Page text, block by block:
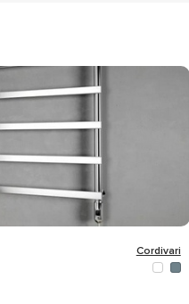
Cordivari